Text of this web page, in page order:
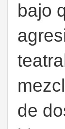
bajo
de